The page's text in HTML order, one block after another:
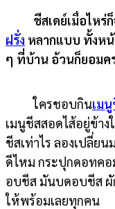
ชีสเดย์เมื่อไห
ฝรั่ง หลากแบบ ทั้งหน้
ๆ ที่บ้าน อ้วนก็ยอมค
ใครชอบกินเม
เมนูชีสสอดไส้อยู่ข้า
ชีสเท่าไร ลองเปลี่ย
ดีไหม กระปุกดอทคอ
อบชีส มันบดอบชีส ผั
ให้พร้อมเลยทุกคน
ตรวจ
หวย
ผล
สด
การ
เงิน
การ
ศึกษา